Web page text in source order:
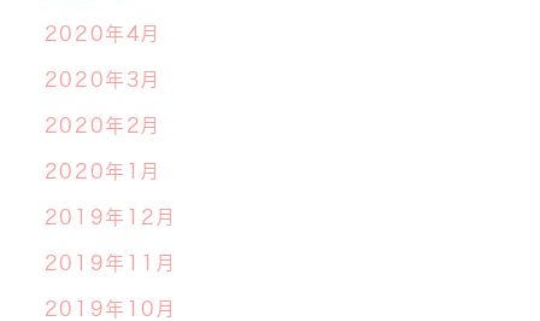
2020年4月
2020年3月
2020年2月
2020年1月
2019年12月
2019年11月
2019年10月